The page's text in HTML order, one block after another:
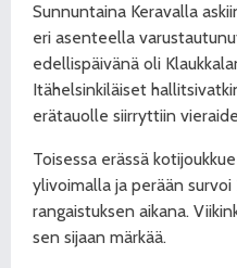
Sunnuntaina Keravalla
eri asenteella
edellispäivänä oli
Itähelsinkiläiset
erätauolle siirryttiin
Toisessa erässä
ylivoimalla ja perään
rangaistuksen aikana.
sen sijaan märkää.